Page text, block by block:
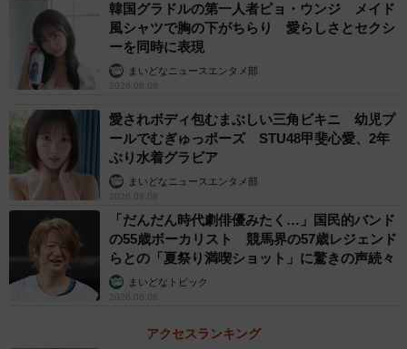
韓国グラドルの第一人者ピョ・ウンジ メイド
風シャツで胸の下がちらり 愛らしさとセクシ
ーを同時に表現
まいどなニュースエンタメ部
2026.08.08
愛されボディ包むまぶしい三角ビキニ 幼児プ
ールでむぎゅっポーズ STU48甲斐心愛、2年
ぶり水着グラビア
まいどなニュースエンタメ部
2026.08.08
「だんだん時代劇俳優みたく…」国民的バンド
の55歳ボーカリスト 競馬界の57歳レジェンド
らとの「夏祭り満喫ショット」に驚きの声続々
まいどなトピック
2026.08.08
アクセスランキング